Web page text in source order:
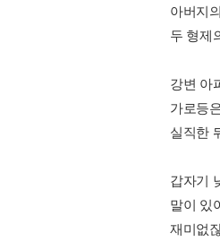
아버지
두 형제
강변 아
가로등
실직한
갑자기
말이 있
재미없